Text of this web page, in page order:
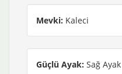
Mevki: Kaleci
Güçlü Ayak: Sağ Ayak